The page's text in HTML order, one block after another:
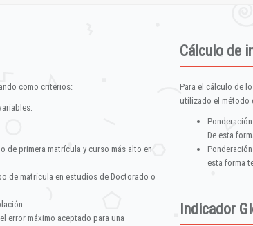
como criterios:
de primera matrícula y curso más alto en
de matrícula en estudios de Doctorado o
error máximo aceptado para una
Cálculo de
Para el cálculo de
utilizado el método
De esta
esta forma
Indicador